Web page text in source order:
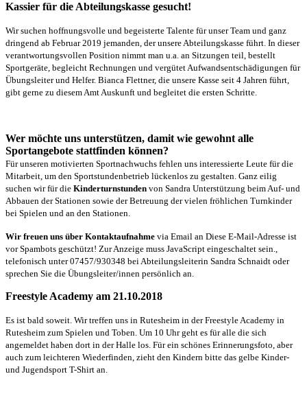
Kassier für die Abteilungskasse gesucht!
Wir suchen hoffnungsvolle und begeisterte Talente für unser Team und ganz
dringend ab Februar 2019 jemanden, der unsere Abteilungskasse führt. In dieser
verantwortungsvollen Position nimmt man u.a. an Sitzungen teil, bestellt
Sportgeräte, begleicht Rechnungen und vergütet Aufwandsentschädigungen für
Übungsleiter und Helfer. Bianca Flettner, die unsere Kasse seit 4 Jahren führt,
gibt gerne zu diesem Amt Auskunft und begleitet die ersten Schritte.
Wer möchte uns unterstützen, damit wie gewohnt alle
Sportangebote stattfinden können?
Für unseren motivierten Sportnachwuchs fehlen uns interessierte Leute für die
Mitarbeit, um den Sportstundenbetrieb lückenlos zu gestalten. Ganz eilig
suchen wir für die Kinderturnstunden von Sandra Unterstützung beim Auf- und
Abbauen der Stationen sowie der Betreuung der vielen fröhlichen Turnkinder
bei Spielen und an den Stationen.
Wir freuen uns über Kontaktaufnahme via Email an Diese E-Mail-Adresse ist
vor Spambots geschützt! Zur Anzeige muss JavaScript eingeschaltet sein.,
telefonisch unter 07457/930348 bei Abteilungsleiterin Sandra Schnaidt oder
sprechen Sie die Übungsleiter/innen persönlich an.
Freestyle Academy am 21.10.2018
Es ist bald soweit. Wir treffen uns in Rutesheim in der Freestyle Academy in
Rutesheim zum Spielen und Toben. Um 10 Uhr geht es für alle die sich
angemeldet haben dort in der Halle los. Für ein schönes Erinnerungsfoto, aber
auch zum leichteren Wiederfinden, zieht den Kindern bitte das gelbe Kinder-
und Jugendsport T-Shirt an.